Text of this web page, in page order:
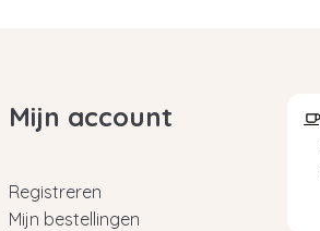
Mijn account
Registreren
Mijn bestellingen